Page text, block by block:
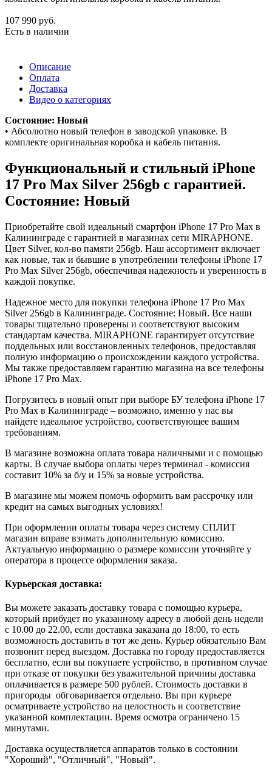
107 990 руб.
Есть в наличии
Описание
Оплата
Доставка
Видео о категориях
Состояние: Новый
• Абсолютно новый телефон в заводской упаковке. В
комплекте оригинальная коробка и кабель питания.
Функциональный и стильный iPhone
17 Pro Max Silver 256gb с гарантией.
Состояние: Новый
Приобретайте свой идеальный смартфон iPhone 17 Pro Max в
Калининграде с гарантией в магазинах сети MIRAPHONE.
Цвет Silver, кол-во памяти 256gb. Наш ассортимент включает
как новые, так и бывшие в употреблении телефоны iPhone 17
Pro Max Silver 256gb, обеспечивая надежность и уверенность в
каждой покупке.
Надежное место для покупки телефона iPhone 17 Pro Max
Silver 256gb в Калининграде. Состояние: Новый. Все наши
товары тщательно проверены и соответствуют высоким
стандартам качества. MIRAPHONE гарантирует отсутствие
поддельных или восстановленных телефонов, предоставляя
полную информацию о происхождении каждого устройства.
Мы также предоставляем гарантию магазина на все телефоны
iPhone 17 Pro Max.
Погрузитесь в новый опыт при выборе БУ телефона iPhone 17
Pro Max в Калининграде – возможно, именно у нас вы
найдете идеальное устройство, соответствующее вашим
требованиям.
В магазине возможна оплата товара наличными и с помощью
карты. В случае выбора оплаты через терминал - комиссия
составит 10% за б/у и 15% за новые устройства.
В магазине мы можем помочь оформить вам рассрочку или
кредит на самых выгодных условиях!
При оформлении оплаты товара через систему СПЛИТ
магазин вправе взимать дополнительную комиссию.
Актуальную информацию о размере комиссии уточняйте у
оператора в процессе оформления заказа.
Курьерская доставка:
Вы можете заказать доставку товара с помощью курьера,
который прибудет по указанному адресу в любой день недели
с 10.00 до 22.00, если доставка заказана до 18:00, то есть
возможность доставить в тот же день. Курьер обязательно Вам
позвонит перед выездом. Доставка по городу предоставляется
бесплатно, если вы покупаете устройство, в противном случае
при отказе от покупки без уважительной причины доставка
оплачивается в размере 500 рублей. Стоимость доставки в
пригороды обговаривается отдельно. Вы при курьере
осматриваете устройство на целостность и соответствие
указанной комплектации. Время осмотра ограничено 15
минутами.
Доставка осуществляется аппаратов только в состоянии
"Хороший", "Отличный", "Новый".